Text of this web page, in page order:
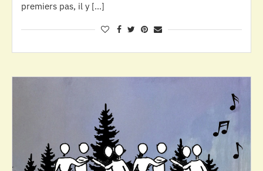
premiers pas, il y […]